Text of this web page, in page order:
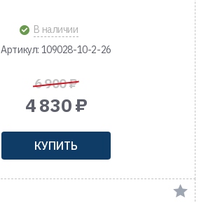
В наличии
Артикул: 109028-10-2-26
6 900 ₽
4 830 ₽
КУПИТЬ